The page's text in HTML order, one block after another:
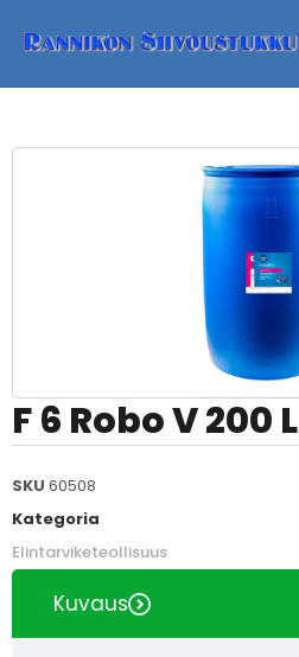
F 6 Robo V 200 L
SKU 60508
Kategoria
Elintarviketeollisuus
Kuvaus